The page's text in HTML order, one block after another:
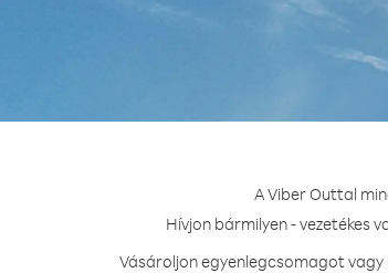
A Viber Outtal
Hívjon bármilyen - vezetékes
Vásároljon egyenlegcsomagot